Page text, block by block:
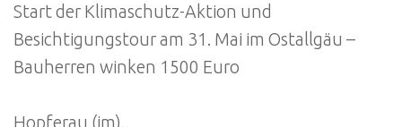
Start der Klimaschutz-Aktion und
Besichtigungstour am 31. Mai im Ostallgäu –
Bauherren winken 1500 Euro
Hopferau (jm).